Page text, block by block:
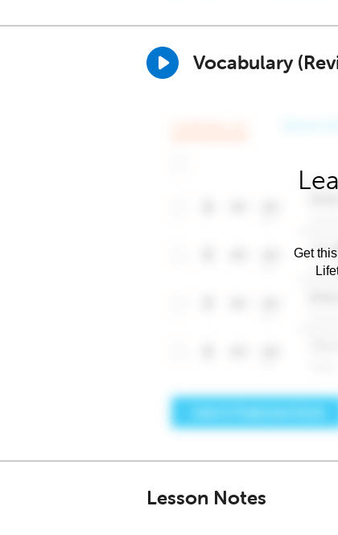
Vocabulary
Get
Lesson Notes